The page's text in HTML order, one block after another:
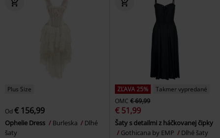
Plus Size
Od € 156,99
Ophelie Dress Burleska
Dlhé
šaty
ZĽAVA 25%
Takmer vypredané
OMC € 69,99
€ 51,99
Šaty s detailmi z háčkovanej čipky
Gothicana by EMP
Dlhé šaty